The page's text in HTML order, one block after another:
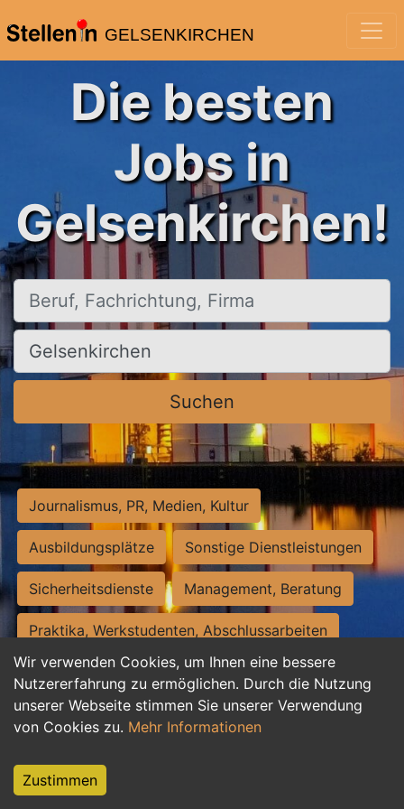
GELSENKIRCHEN
Wir verwenden Cookies, um Ihnen eine bessere
Nutzererfahrung zu ermöglichen. Durch die Nutzung
unserer Webseite stimmen Sie unserer Verwendung
von Cookies zu. Mehr Informationen
Zustimmen
Die besten
Jobs in
Gelsenkirchen!
Beruf, Fachrichtung, Firma
Ort, Stadt
Suchen
Journalismus, PR, Medien, Kultur
Ausbildungsplätze Sonstige Dienstleistungen
Sicherheitsdienste Management, Beratung
Praktika, Werkstudenten, Abschlussarbeiten
Personalwesen Assistenz, Sekretariat
Hilfskräfte, Aushilfs- und Nebenjobs
Weiterbildung, Studium, duale Ausbildung